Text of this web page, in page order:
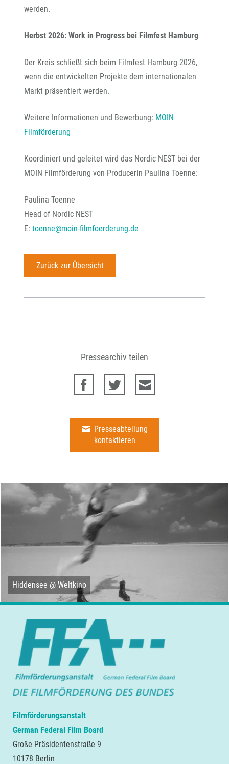
werden.
Herbst 2026: Work in Progress bei Filmfest Hamburg
Der Kreis schließt sich beim Filmfest Hamburg 2026,
wenn die entwickelten Projekte dem internationalen
Markt präsentiert werden.
Weitere Informationen und Bewerbung: MOIN
Filmförderung
Koordiniert und geleitet wird das Nordic NEST bei der
MOIN Filmförderung von Producerin Paulina Toenne:
Paulina Toenne
Head of Nordic NEST
E: toenne@moin-filmfoerderung.de
Zurück zur Übersicht
Pressearchiv teilen
Presseabteilung
kontaktieren
Hiddensee @ Weltkino
Filmförderungsanstalt
German Federal Film Board
Große Präsidentenstraße 9
10178 Berlin